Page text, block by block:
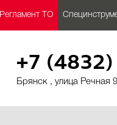
Регламент ТО
+7
Брянск , улица Речная